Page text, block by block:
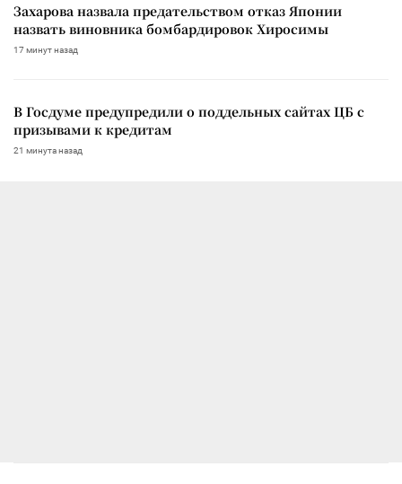
Захарова назвала предательством отказ Японии
назвать виновника бомбардировок Хиросимы
17 минут назад
В Госдуме предупредили о поддельных сайтах ЦБ с
призывами к кредитам
21 минута назад